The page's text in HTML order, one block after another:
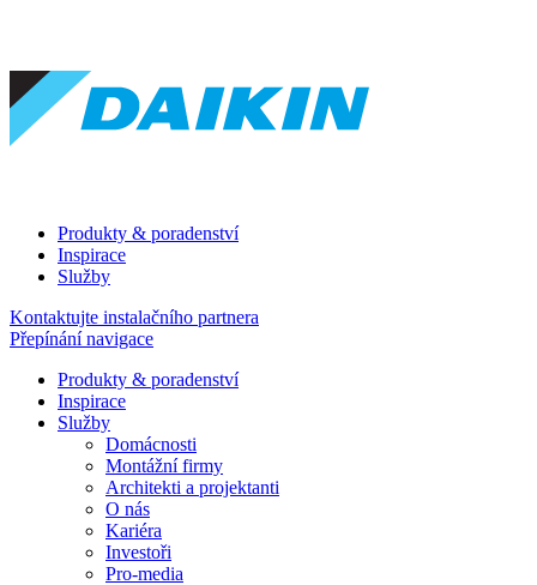
Produkty & poradenství
Inspirace
Služby
Kontaktujte instalačního partnera
Přepínání navigace
Produkty & poradenství
Inspirace
Služby
Domácnosti
Montážní firmy
Architekti a projektanti
O nás
Kariéra
Investoři
Pro-media